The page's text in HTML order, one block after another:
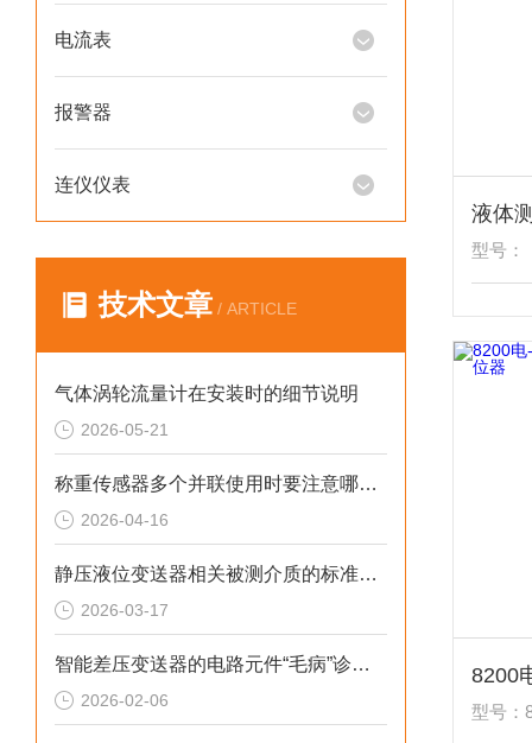
电流表
报警器
连仪仪表
技术文章 / ARTICLE
气体涡轮流量计在安装时的细节说明
2026-05-21
称重传感器多个并联使用时要注意哪些？
2026-04-16
静压液位变送器相关被测介质的标准解析
2026-03-17
智能差压变送器的电路元件“毛病”诊断综述
2026-02-06
型号：
型号：